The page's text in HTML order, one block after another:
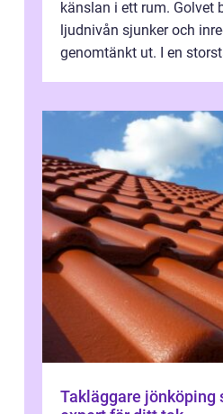
känslan i ett rum. Golvet
ljudnivån sjunker och
genomtänkt ut. I en
Takläggare jönköping så väljer du rätt